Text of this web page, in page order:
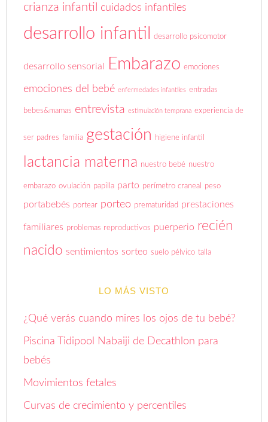
crianza infantil cuidados infantiles
desarrollo infantil desarrollo psicomotor
desarrollo sensorial Embarazo emociones
emociones del bebé enfermedades infantiles entradas
bebes&mamas entrevista estimulación temprana experiencia de
ser padres familia gestación higiene infantil
lactancia materna nuestro bebé nuestro
embarazo ovulación papilla parto perímetro craneal peso
portabebés portear porteo prematuridad prestaciones
familiares problemas reproductivos puerperio recién
nacido sentimientos sorteo suelo pélvico talla
LO MÁS VISTO
¿Qué verás cuando mires los ojos de tu bebé?
Piscina Tidipool Nabaiji de Decathlon para
bebés
Movimientos fetales
Curvas de crecimiento y percentiles